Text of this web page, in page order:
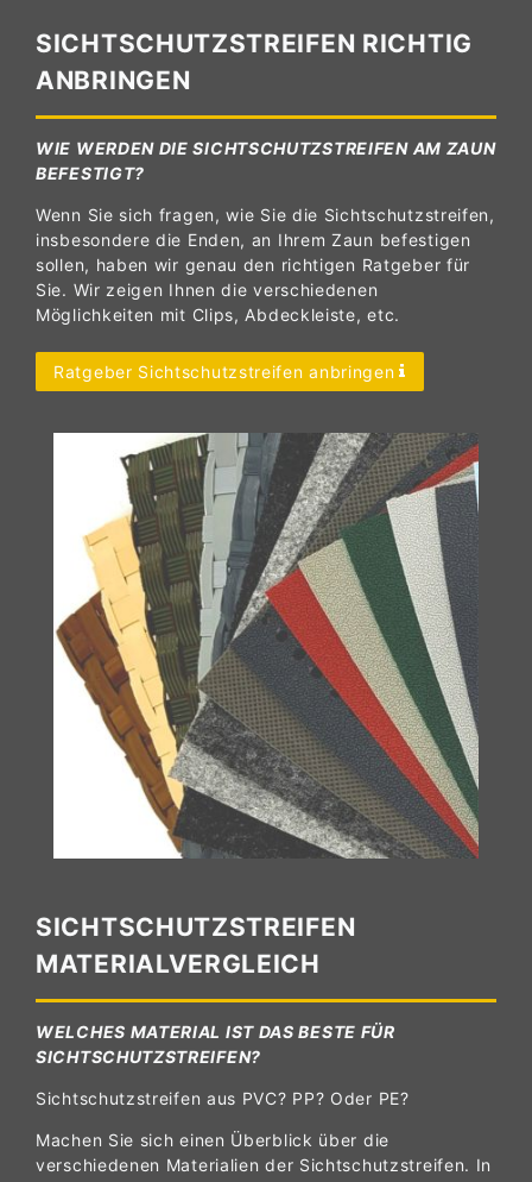
SICHTSCHUTZSTREIFEN RICHTIG
ANBRINGEN
WIE WERDEN DIE SICHTSCHUTZSTREIFEN AM ZAUN
BEFESTIGT?
Wenn Sie sich fragen, wie Sie die Sichtschutzstreifen,
insbesondere die Enden, an Ihrem Zaun befestigen
sollen, haben wir genau den richtigen Ratgeber für
Sie. Wir zeigen Ihnen die verschiedenen
Möglichkeiten mit Clips, Abdeckleiste, etc.
Ratgeber Sichtschutzstreifen anbringen
SICHTSCHUTZSTREIFEN
MATERIALVERGLEICH
WELCHES MATERIAL IST DAS BESTE FÜR
SICHTSCHUTZSTREIFEN?
Sichtschutzstreifen aus PVC? PP? Oder PE?
Machen Sie sich einen Überblick über die
verschiedenen Materialien der Sichtschutzstreifen. In